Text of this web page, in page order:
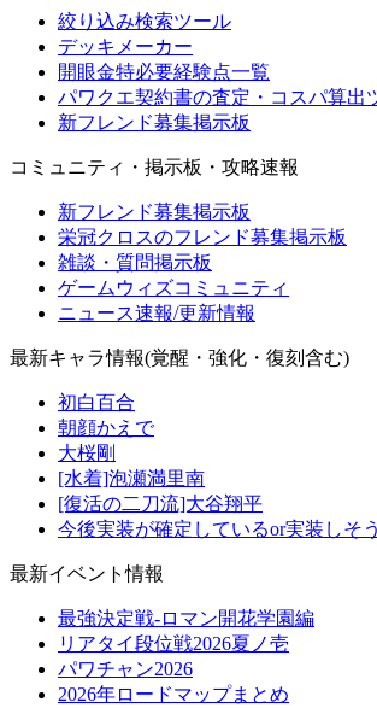
絞り込み検索ツール
デッキメーカー
開眼金特必要経験点一覧
パワクエ契約書の査定・コスパ算出
新フレンド募集掲示板
コミュニティ・掲示板・攻略速報
新フレンド募集掲示板
栄冠クロスのフレンド募集掲示板
雑談・質問掲示板
ゲームウィズコミュニティ
ニュース速報/更新情報
最新キャラ情報(覚醒・強化・復刻含む)
初白百合
朝顔かえで
大桜剛
[水着]泡瀬満里南
[復活の二刀流]大谷翔平
今後実装が確定しているor実装しそ
最新イベント情報
最強決定戦-ロマン開花学園編
リアタイ段位戦2026夏ノ壱
パワチャン2026
2026年ロードマップまとめ